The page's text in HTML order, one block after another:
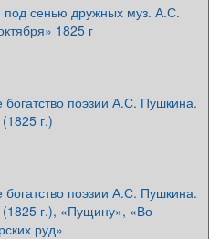
под сенью дружных муз. А.С.
1825 г
богатство поэзии А.С. Пушкина.
г.)
богатство поэзии А.С. Пушкина.
(1825 г.), «Пущину», «Во
руд»